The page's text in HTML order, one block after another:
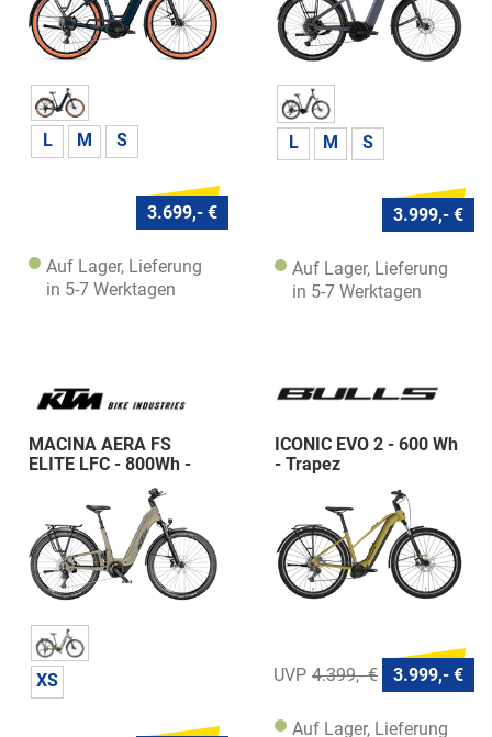
L M S
3.699,- €
Auf Lager, Lieferung
in 5-7 Werktagen
L M S
3.999,- €
Auf Lager, Lieferung
in 5-7 Werktagen
MACINA AERA FS
ELITE LFC - 800Wh -
XS
ICONIC EVO 2 - 600 Wh
- Trapez
4.399,- € 3.999,- €
Auf Lager, Lieferung